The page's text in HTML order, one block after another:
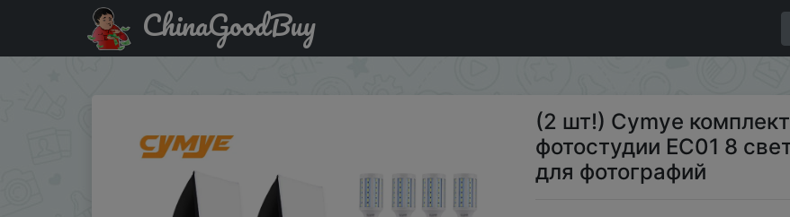
Придбати по знижці ALISHOPPING5 (2 шт!) Cymye комплект софтбоксов для фотостудии EC01 8
ChinaGoodBuy
(2 шт!) Cymye
фотостудии EC01 8
для фотографий